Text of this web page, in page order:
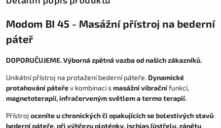
Modom BI 45 - Masážní přístroj na bederní
páteř
DOPORUČUJEME. Výborná zpětná vazba od našich zákazníků.
Unikátní přístroj na protažení bederní páteře. Dynamické
protahování páteřev kombinaci smasážní vibračnífunkcí,
magnetoterapií, infračerveným světlem a termo terapií.
Přístroj oceníte u chronických či opakujících se bolestivých stavů
bederní páteře, při výhřezu ploténky, ischias (ústřelu, zánětu